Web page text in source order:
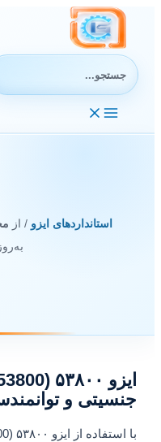
جستجوی:
استانداردهای ایزو / از
جنسیتی و